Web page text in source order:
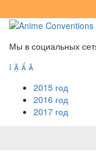
Мы в социальных
   
2015 год
2016 год
2017 год